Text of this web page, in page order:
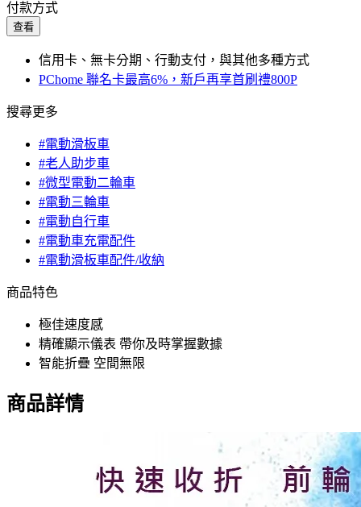
付款方式
查看
信用卡、無卡分期、行動支付，與其他多種方式
PChome 聯名卡最高6%，新戶再享首刷禮800P
搜尋更多
#電動滑板車
#老人助步車
#微型電動二輪車
#電動三輪車
#電動自行車
#電動車充電配件
#電動滑板車配件/收納
商品特色
極佳速度感
精確顯示儀表 帶你及時掌握數據
智能折疊 空間無限
商品詳情